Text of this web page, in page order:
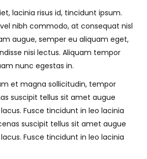
lacinia risus id, tincidunt ipsum.
nibh commodo, at consequat nisl
augue, semper eu aliquam eget,
nisi lectus. Aliquam tempor
nunc egestas in.
et magna sollicitudin, tempor
suscipit tellus sit amet augue
Fusce tincidunt in leo lacinia
suscipit tellus sit amet augue
Fusce tincidunt in leo lacinia